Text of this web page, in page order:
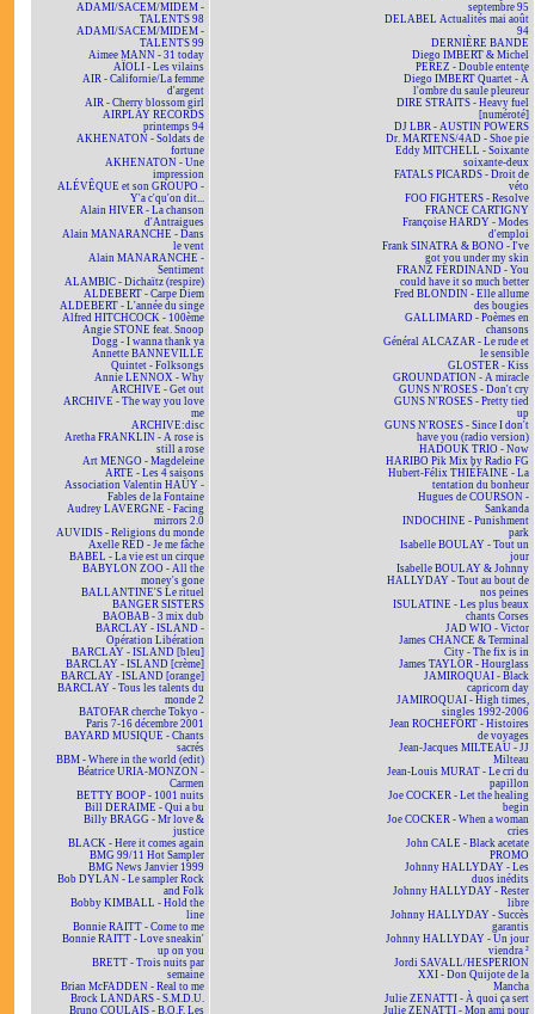
ADAMI/SACEM/MIDEM -
TALENTS 98
ADAMI/SACEM/MIDEM -
TALENTS 99
Aimee MANN - 31 today
AÏOLI - Les vilains
AIR - Californie/La femme
d'argent
AIR - Cherry blossom girl
AIRPLAY RECORDS
printemps 94
AKHENATON - Soldats de
fortune
AKHENATON - Une
impression
ALÉVÊQUE et son GROUPO -
Y'a c'qu'on dit...
Alain HIVER - La chanson
d'Antraigues
Alain MANARANCHE - Dans
le vent
Alain MANARANCHE -
Sentiment
ALAMBIC - Dichaïtz (respire)
ALDEBERT - Carpe Diem
ALDEBERT - L'année du singe
Alfred HITCHCOCK - 100ème
Angie STONE feat. Snoop
Dogg - I wanna thank ya
Annette BANNEVILLE
Quintet - Folksongs
Annie LENNOX - Why
ARCHIVE - Get out
ARCHIVE - The way you love
me
ARCHIVE:disc
Aretha FRANKLIN - A rose is
still a rose
Art MENGO - Magdeleine
ARTE - Les 4 saisons
Association Valentin HAÜY -
Fables de la Fontaine
Audrey LAVERGNE - Facing
mirrors 2.0
AUVIDIS - Religions du monde
Axelle RED - Je me fâche
BABEL - La vie est un cirque
BABYLON ZOO - All the
money's gone
BALLANTINE'S Le rituel
BANGER SISTERS
BAOBAB - 3 mix dub
BARCLAY - ISLAND -
Opération Libération
BARCLAY - ISLAND [bleu]
BARCLAY - ISLAND [crème]
BARCLAY - ISLAND [orange]
BARCLAY - Tous les talents du
monde 2
BATOFAR cherche Tokyo -
Paris 7-16 décembre 2001
BAYARD MUSIQUE - Chants
sacrés
BBM - Where in the world (edit)
Béatrice URIA-MONZON -
Carmen
BETTY BOOP - 1001 nuits
Bill DERAIME - Qui a bu
Billy BRAGG - Mr love &
justice
BLACK - Here it comes again
BMG 99/11 Hot Sampler
BMG News Janvier 1999
Bob DYLAN - Le sampler Rock
and Folk
Bobby KIMBALL - Hold the
line
Bonnie RAITT - Come to me
Bonnie RAITT - Love sneakin'
up on you
BRETT - Trois nuits par
semaine
Brian McFADDEN - Real to me
Brock LANDARS - S.M.D.U.
Bruno COULAIS - B.O.F. Les
septembre 95
DELABEL Actualités mai août
94
DERNIÈRE BANDE
Diego IMBERT & Michel
PEREZ - Double entente
Diego IMBERT Quartet - À
l'ombre du saule pleureur
DIRE STRAITS - Heavy fuel
[numéroté]
DJ LBR - AUSTIN POWERS
Dr. MARTENS/4AD - Shoe pie
Eddy MITCHELL - Soixante
soixante-deux
FATALS PICARDS - Droit de
véto
FOO FIGHTERS - Resolve
FRANCE CARTIGNY
Françoise HARDY - Modes
d'emploi
Frank SINATRA & BONO - I've
got you under my skin
FRANZ FERDINAND - You
could have it so much better
Fred BLONDIN - Elle allume
des bougies
GALLIMARD - Poèmes en
chansons
Général ALCAZAR - Le rude et
le sensible
GLOSTER - Kiss
GROUNDATION - A miracle
GUNS N'ROSES - Don't cry
GUNS N'ROSES - Pretty tied
up
GUNS N'ROSES - Since I don't
have you (radio version)
HADOUK TRIO - Now
HARIBO Pik Mix by Radio FG
Hubert-Félix THIÉFAINE - La
tentation du bonheur
Hugues de COURSON -
Sankanda
INDOCHINE - Punishment
park
Isabelle BOULAY - Tout un
jour
Isabelle BOULAY & Johnny
HALLYDAY - Tout au bout de
nos peines
ISULATINE - Les plus beaux
chants Corses
JAD WIO - Victor
James CHANCE & Terminal
City - The fix is in
James TAYLOR - Hourglass
JAMIROQUAI - Black
capricorn day
JAMIROQUAI - High times,
singles 1992-2006
Jean ROCHEFORT - Histoires
de voyages
Jean-Jacques MILTEAU - JJ
Milteau
Jean-Louis MURAT - Le cri du
papillon
Joe COCKER - Let the healing
begin
Joe COCKER - When a woman
cries
John CALE - Black acetate
PROMO
Johnny HALLYDAY - Les
duos inédits
Johnny HALLYDAY - Rester
libre
Johnny HALLYDAY - Succès
garantis
Johnny HALLYDAY - Un jour
viendra ²
Jordi SAVALL/HESPERION
XXI - Don Quijote de la
Mancha
Julie ZENATTI - À quoi ça sert
Julie ZENATTI - Mon ami pour